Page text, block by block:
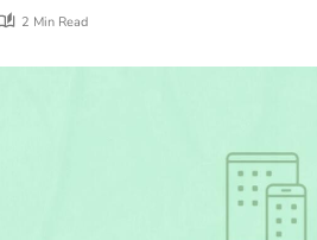
2 Min Read